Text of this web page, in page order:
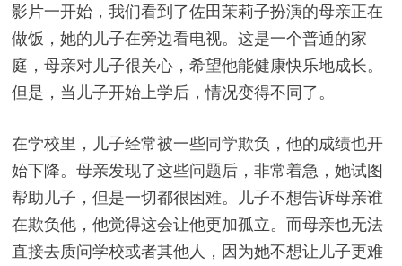
影片一开始，我们看到了佐田茉莉子扮演的母亲正在
做饭，她的儿子在旁边看电视。这是一个普通的家
庭，母亲对儿子很关心，希望他能健康快乐地成长。
但是，当儿子开始上学后，情况变得不同了。
在学校里，儿子经常被一些同学欺负，他的成绩也开
始下降。母亲发现了这些问题后，非常着急，她试图
帮助儿子，但是一切都很困难。儿子不想告诉母亲谁
在欺负他，他觉得这会让他更加孤立。而母亲也无法
直接去质问学校或者其他人，因为她不想让儿子更难